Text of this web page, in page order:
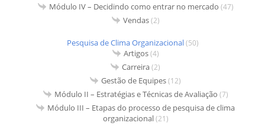
Módulo IV – Decidindo como entrar no mercado (47)
Vendas(2)
Pesquisa de Clima Organizacional(50)
Artigos(4)
Carreira(2)
Gestão de Equipes(12)
Módulo II – Estratégias e Técnicas de Avaliação (7)
Módulo III – Etapas do processo de pesquisa de clima
organizacional(21)